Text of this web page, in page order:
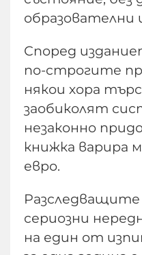
образователни
Според
по-строгите
някои хора
заобиколят
незаконно
книжка варира
евро.
Разследващите
сериозни
на един от